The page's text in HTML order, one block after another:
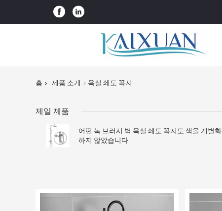
홈 제품 소개 욕실 쇄도 꼭지
제일 제품
어떤 녹 브러시 벽 욕실 쇄도 꼭지도 색을 개별화
하지 않았습니다